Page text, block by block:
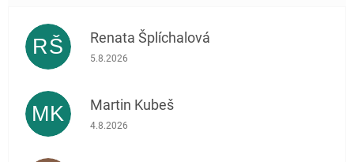
RŠ Renata Šplíchalová
Hodnocení obchodu je 5 z 5 hvězdiček.
5.8.2026
MK Martin Kubeš
Hodnocení obchodu je 5 z 5 hvězdiček.
4.8.2026